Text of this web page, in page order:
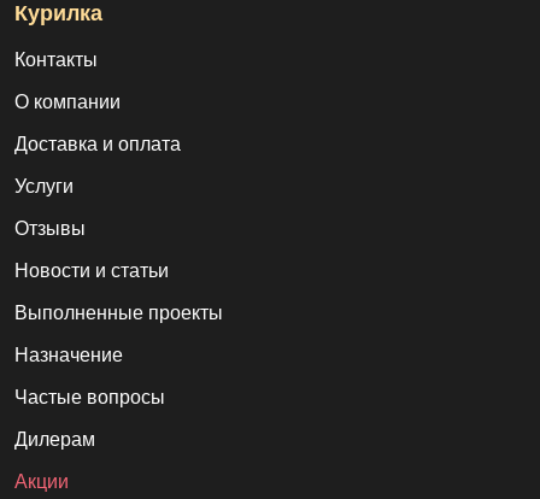
Курилка
Контакты
О компании
Доставка и оплата
Услуги
Отзывы
Новости и статьи
Выполненные проекты
Назначение
Частые вопросы
Дилерам
Акции